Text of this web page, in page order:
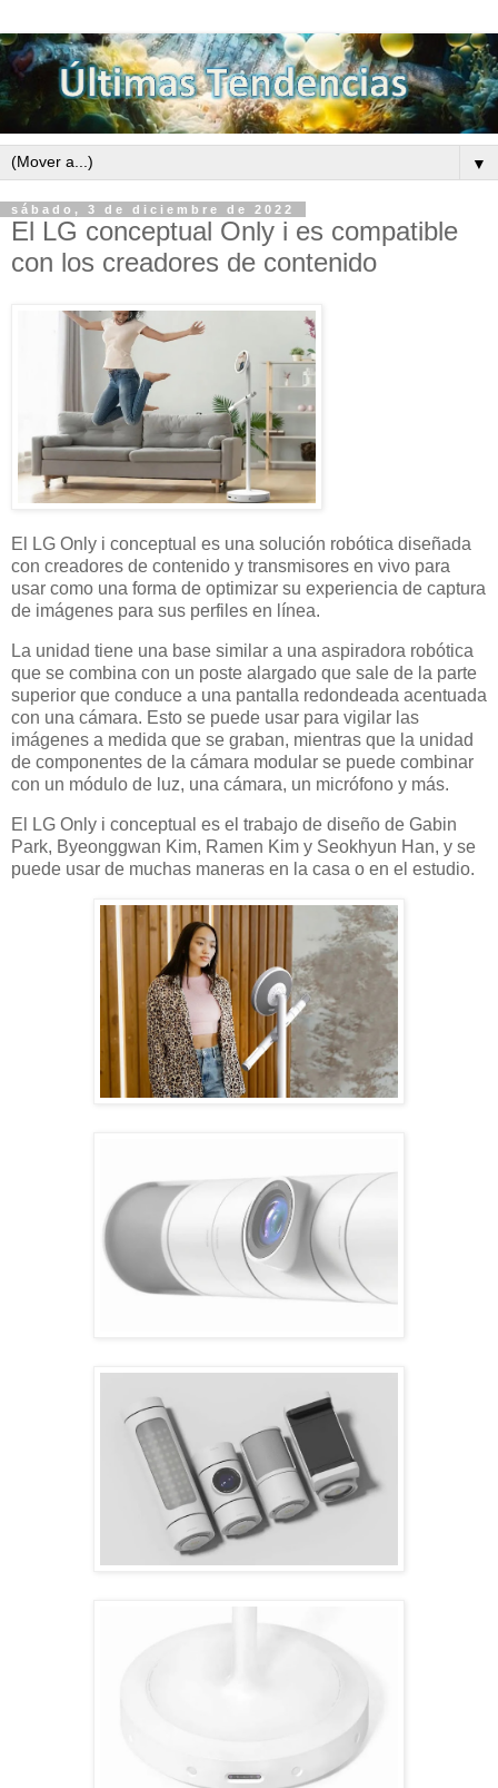
▼
sábado, 3 de diciembre de 2022
El LG conceptual Only i es compatible
con los creadores de contenido
El LG Only i conceptual es una solución robótica diseñada
con creadores de contenido y transmisores en vivo para
usar como una forma de optimizar su experiencia de captura
de imágenes para sus perfiles en línea.
La unidad tiene una base similar a una aspiradora robótica
que se combina con un poste alargado que sale de la parte
superior que conduce a una pantalla redondeada acentuada
con una cámara. Esto se puede usar para vigilar las
imágenes a medida que se graban, mientras que la unidad
de componentes de la cámara modular se puede combinar
con un módulo de luz, una cámara, un micrófono y más.
El LG Only i conceptual es el trabajo de diseño de Gabin
Park, Byeonggwan Kim, Ramen Kim y Seokhyun Han, y se
puede usar de muchas maneras en la casa o en el estudio.